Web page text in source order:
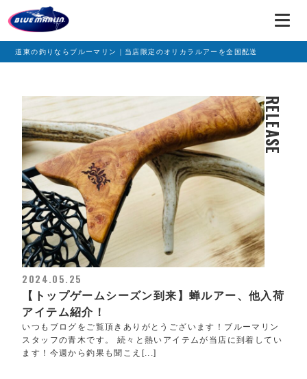
道東の釣りならブルーマリン｜当店限定のオリカラルアーを全国配送
RELEASE
2024.05.25
【トップゲームシーズン到来】蝉ルアー、他入荷
アイテム紹介！
いつもブログをご覧頂きありがとうございます！ブルーマリン
スタッフの青木です。 続々と熱いアイテムが当店に到着してい
ます！今週から釣果も聞こえ[...]